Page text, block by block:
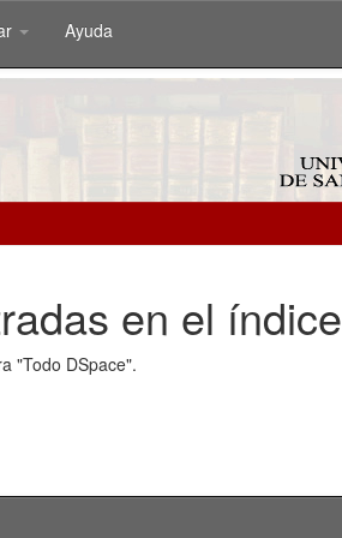
Ayuda
en el índice
"Todo DSpace".